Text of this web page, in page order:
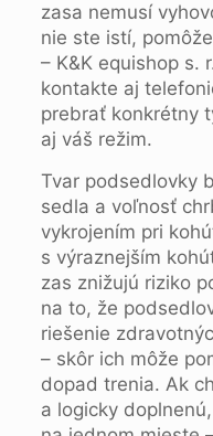
zasa nemusí
nie ste istí,
– K&K equishop s.
kontakte aj
prebrať konkrétny
aj váš režim.
Tvar podsedlovky
sedla a voľnosť
vykrojením pri
s výraznejším
zas znižujú riziko
na to, že
riešenie
– skôr ich môže
dopad trenia. Ak
a logicky